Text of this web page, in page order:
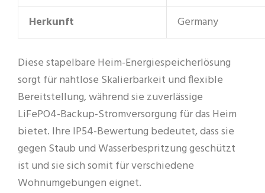
Herkunft
Germany
Diese stapelbare Heim-Energiespeicherlösung
sorgt für nahtlose Skalierbarkeit und flexible
Bereitstellung, während sie zuverlässige
LiFePO4-Backup-Stromversorgung für das Heim
bietet. Ihre IP54-Bewertung bedeutet, dass sie
gegen Staub und Wasserbespritzung geschützt
ist und sie sich somit für verschiedene
Wohnumgebungen eignet.